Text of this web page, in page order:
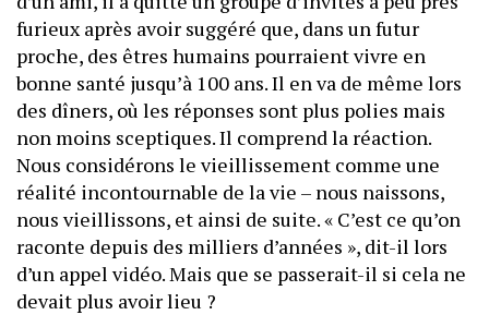
furieux après avoir suggéré que, dans un futur
proche, des êtres humains pourraient vivre en
bonne santé jusqu’à 100 ans. Il en va de même lors
des dîners, où les réponses sont plus polies mais
non moins sceptiques. Il comprend la réaction.
Nous considérons le vieillissement comme une
réalité incontournable de la vie – nous naissons,
nous vieillissons, et ainsi de suite. « C’est ce qu’on
raconte depuis des milliers d’années », dit-il lors
d’un appel vidéo. Mais que se passerait-il si cela ne
devait plus avoir lieu ?